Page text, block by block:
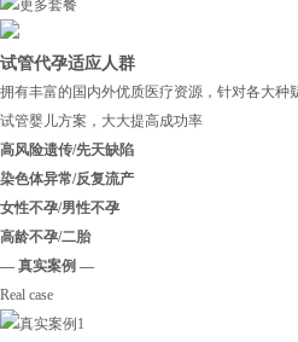
试管代孕适应人群
拥有丰富的国内外优质医疗资源，针对各大种
试管婴儿方案，大大提高成功率
高风险遗传/先天缺陷
染色体异常/反复流产
女性不孕/男性不孕
高龄不孕/二胎
— 真实案例 —
Real case